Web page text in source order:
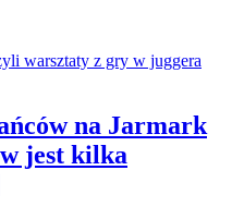
na Jarmark
jest kilka